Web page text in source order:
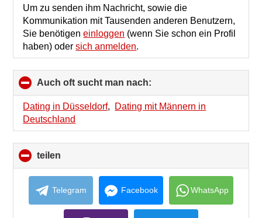
Um zu senden ihm Nachricht, sowie die
Kommunikation mit Tausenden anderen Benutzern,
Sie benötigeneinloggen (wenn Sie schon ein Profil
haben) odersich anmelden.
Auch oft sucht man nach:
to
collapse
Dating in Düsseldorf, Dating mit Männern in
Deutschland
teilen
to
collapse
contents
Telegram Facebook WhatsApp